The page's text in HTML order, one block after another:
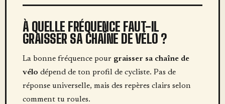
À QUELLE FRÉQUENCE FAUT-IL
GRAISSER SA CHAÎNE DE VÉLO ?
La bonne fréquence pour graisser sa chaîne de
vélo dépend de ton profil de cycliste. Pas de
réponse universelle, mais des repères clairs selon
comment tu roules.